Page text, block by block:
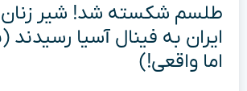
طلسم شکسته شد! شیر زنان
ایران به فینال آسیا رسیدند
اما واقعی!)